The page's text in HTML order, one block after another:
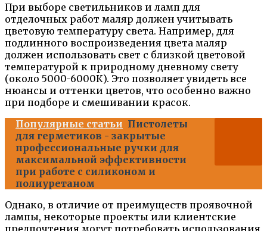
При выборе светильников и ламп для
отделочных работ маляр должен учитывать
цветовую температуру света. Например, для
подлинного воспроизведения цвета маляр
должен использовать свет с близкой цветовой
температурой к природному дневному свету
(около 5000-6000К). Это позволяет увидеть все
нюансы и оттенки цветов, что особенно важно
при подборе и смешивании красок.
Популярные статьи Пистолеты
для герметиков - закрытые
профессиональные ручки для
максимальной эффективности
при работе с силиконом и
полиуретаном
Однако, в отличие от преимуществ проявочной
лампы, некоторые проекты или клиентские
предпочтения могут потребовать использования